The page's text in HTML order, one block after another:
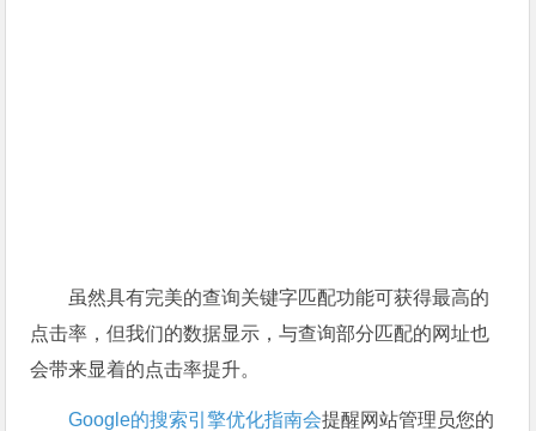
虽然具有完美的查询关键字匹配功能可获得最高的
点击率，但我们的数据显示，与查询部分匹配的网址也
会带来显着的点击率提升。
Google的搜索引擎优化指南会提醒网站管理员您的